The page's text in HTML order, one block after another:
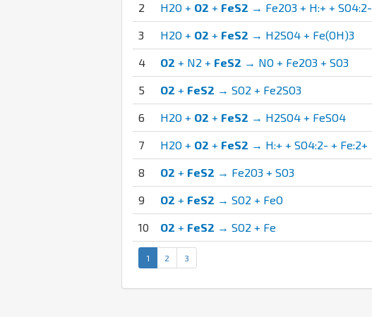
2 H2O + O2 + FeS2 → Fe2O3 + H:+ + SO4:2-
3 H2O + O2 + FeS2 → H2SO4 + Fe(OH)3
4 O2 + N2 + FeS2 → NO + Fe2O3 + SO3
5 O2 + FeS2 → SO2 + Fe2SO3
6 H2O + O2 + FeS2 → H2SO4 + FeSO4
7 H2O + O2 + FeS2 → H:+ + SO4:2- + Fe:2+
8 O2 + FeS2 → Fe2O3 + SO3
9 O2 + FeS2 → SO2 + FeO
10 O2 + FeS2 → SO2 + Fe
1 2 3